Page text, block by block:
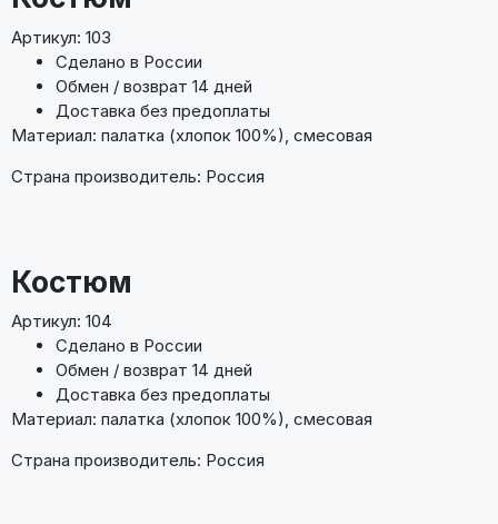
Артикул: 103
Сделано в России
Обмен / возврат 14 дней
Доставка без предоплаты
Материал: палатка (хлопок 100%), смесовая
Страна производитель: Россия
Костюм
Артикул: 104
Сделано в России
Обмен / возврат 14 дней
Доставка без предоплаты
Материал: палатка (хлопок 100%), смесовая
Страна производитель: Россия